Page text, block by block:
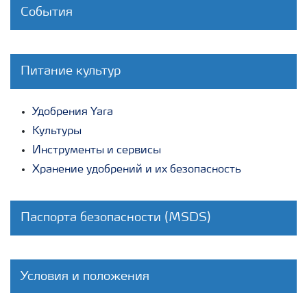
События
Питание культур
Удобрения Yara
Культуры
Инструменты и сервисы
Хранение удобрений и их безопасность
Паспорта безопасности (MSDS)
Условия и положения